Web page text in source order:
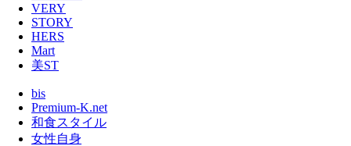
VERY
STORY
HERS
Mart
美ST
bis
Premium-K.net
和食スタイル
女性自身